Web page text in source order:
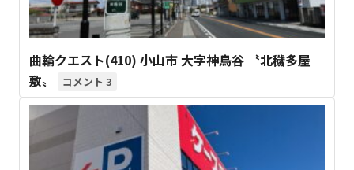
曲輪クエスト(410) 小山市 大字神鳥谷 〝北穢多屋
敷〟
3